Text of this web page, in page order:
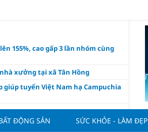
155%, cao gấp 3 lần nhóm cùng
xưởng tại xã Tân Hồng
giúp tuyển Việt Nam hạ Campuchia
vọt"
vốn mới từ nâng hạng thị trường?
ĐỘNG SẢN SỨC KHỎE - LÀM ĐẸP